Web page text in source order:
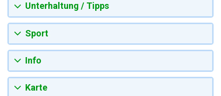
Unterhaltung / Tipps
Sport
Info
Karte